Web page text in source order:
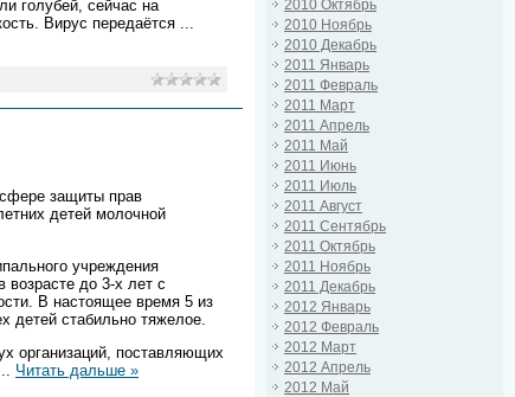
голубей, сейчас на
Вирус передаётся ...
защиты прав
детей молочной
учреждения
до 3-х лет с
В настоящее время 5 из
детей стабильно тяжелое.
организаций, поставляющих
Читать дальше »
2010 Октябрь
2010 Ноябрь
2010 Декабрь
2011 Январь
2011 Февраль
2011 Март
2011 Апрель
2011 Май
2011 Июнь
2011 Июль
2011 Август
2011 Сентябрь
2011 Октябрь
2011 Ноябрь
2011 Декабрь
2012 Январь
2012 Февраль
2012 Март
2012 Апрель
2012 Май